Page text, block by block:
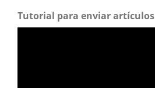
Tutorial para enviar artículos